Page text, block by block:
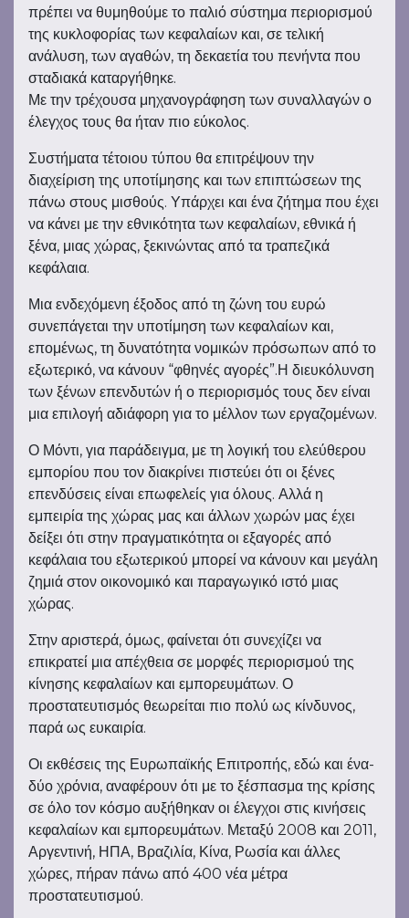
πρέπει να θυμηθούμε το παλιό σύστημα περιορισμού
της κυκλοφορίας των κεφαλαίων και, σε τελική
ανάλυση, των αγαθών, τη δεκαετία του πενήντα που
σταδιακά καταργήθηκε.
Με την τρέχουσα μηχανογράφηση των συναλλαγών ο
έλεγχος τους θα ήταν πιο εύκολος.
Συστήματα τέτοιου τύπου θα επιτρέψουν την
διαχείριση της υποτίμησης και των επιπτώσεων της
πάνω στους μισθούς. Υπάρχει και ένα ζήτημα που έχει
να κάνει με την εθνικότητα των κεφαλαίων, εθνικά ή
ξένα, μιας χώρας, ξεκινώντας από τα τραπεζικά
κεφάλαια.
Μια ενδεχόμενη έξοδος από τη ζώνη του ευρώ
συνεπάγεται την υποτίμηση των κεφαλαίων και,
επομένως, τη δυνατότητα νομικών πρόσωπων από το
εξωτερικό, να κάνουν “φθηνές αγορές”.Η διευκόλυνση
των ξένων επενδυτών ή ο περιορισμός τους δεν είναι
μια επιλογή αδιάφορη για το μέλλον των εργαζομένων.
Ο Μόντι, για παράδειγμα, με τη λογική του ελεύθερου
εμπορίου που τον διακρίνει πιστεύει ότι οι ξένες
επενδύσεις είναι επωφελείς για όλους. Αλλά η
εμπειρία της χώρας μας και άλλων χωρών μας έχει
δείξει ότι στην πραγματικότητα οι εξαγορές από
κεφάλαια του εξωτερικού μπορεί να κάνουν και μεγάλη
ζημιά στον οικονομικό και παραγωγικό ιστό μιας
χώρας.
Στην αριστερά, όμως, φαίνεται ότι συνεχίζει να
επικρατεί μια απέχθεια σε μορφές περιορισμού της
κίνησης κεφαλαίων και εμπορευμάτων. Ο
προστατευτισμός θεωρείται πιο πολύ ως κίνδυνος,
παρά ως ευκαιρία.
Οι εκθέσεις της Ευρωπαϊκής Επιτροπής, εδώ και ένα-
δύο χρόνια, αναφέρουν ότι με το ξέσπασμα της κρίσης
σε όλο τον κόσμο αυξήθηκαν οι έλεγχοι στις κινήσεις
κεφαλαίων και εμπορευμάτων. Μεταξύ 2008 και 2011,
Αργεντινή, ΗΠΑ, Βραζιλία, Κίνα, Ρωσία και άλλες
χώρες, πήραν πάνω από 400 νέα μέτρα
προστατευτισμού.